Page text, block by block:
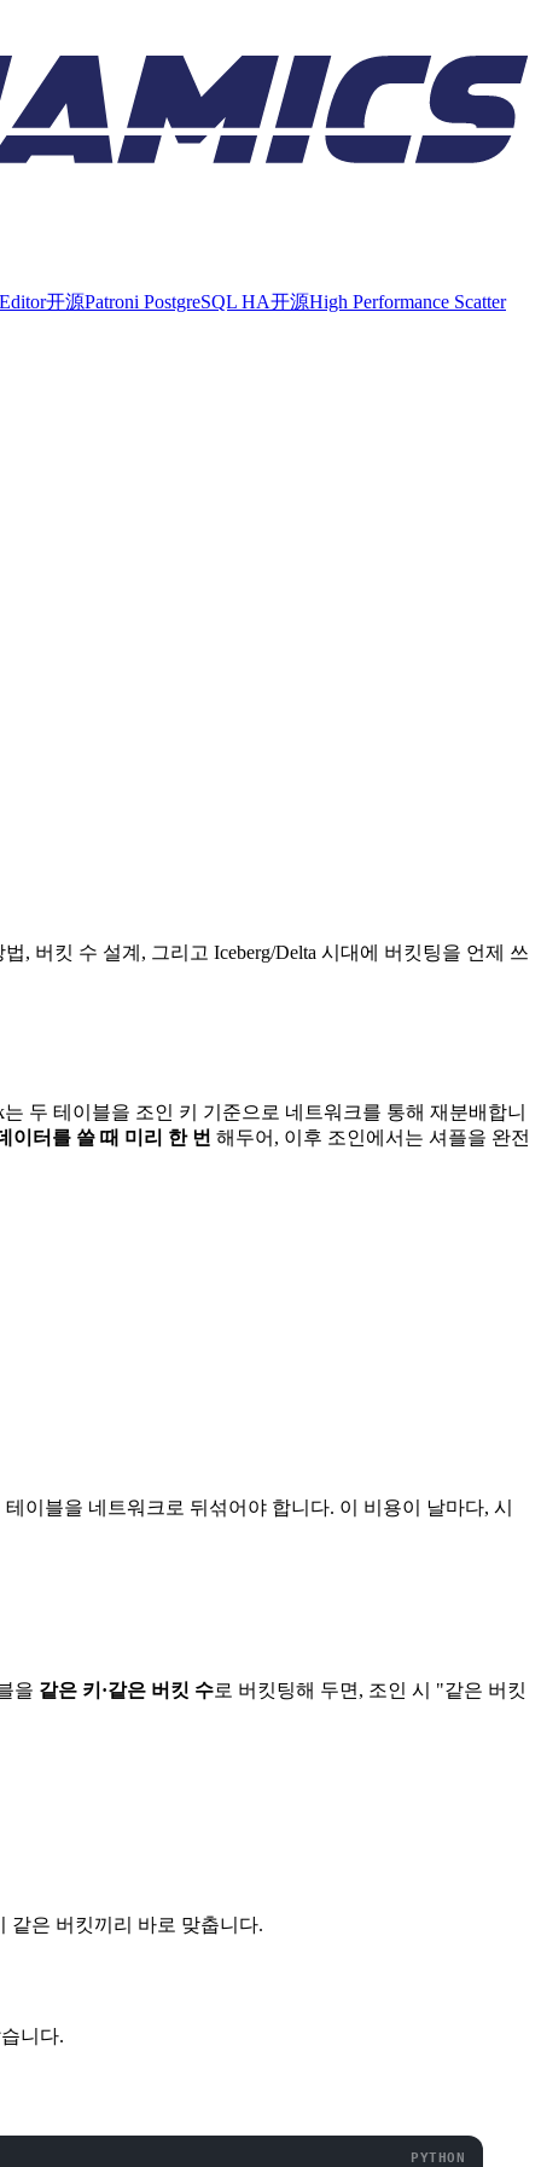
开源Patroni PostgreSQL HA开源High Performance Scatter
, 버킷 수 설계, 그리고 Iceberg/Delta 시대에 버킷팅을 언제 쓰
두 테이블을 조인 키 기준으로 네트워크를 통해 재분배합니
이터를 쓸 때 미리 한 번 해두어, 이후 조인에서는 셔플을 완전
이블을 네트워크로 뒤섞어야 합니다. 이 비용이 날마다, 시
을 같은 키·같은 버킷 수로 버킷팅해 두면, 조인 시 "같은 버킷
같은 버킷끼리 바로 맞춥니다.
니다.